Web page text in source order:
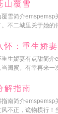
山覆雪
覆雪简介emspemsp
。不二城里关于她的
怀：重生娇
生娇妻有点甜简介
闺蜜。有幸再来一
解指南
指南简介emspemsp
风不正，诡物横行！